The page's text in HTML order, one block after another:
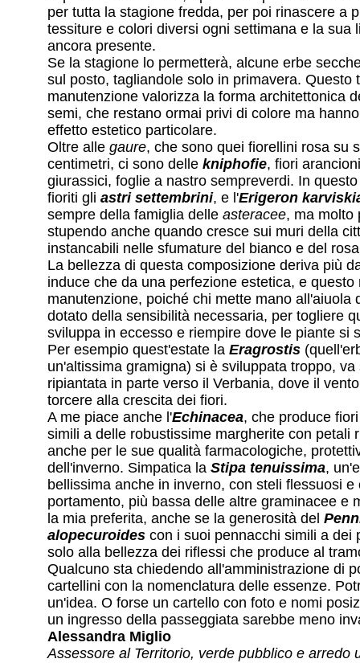
per tutta la stagione fredda, per poi rinascere a
tessiture e colori diversi ogni settimana e la sua
ancora presente.
Se la stagione lo permetterà, alcune erbe
sul posto, tagliandole solo in primavera. Questo
manutenzione valorizza la forma architettonica
semi, che restano ormai privi di colore ma
effetto estetico particolare.
Oltre alle gaure, che sono quei fiorellini rosa su
centimetri, ci sono delle kniphofie, fiori
giurassici, foglie a nastro sempreverdi. In
fioriti gli astri settembrini, e l'Erigeron
sempre della famiglia delle asteracee, ma molto
stupendo anche quando cresce sui muri della
instancabili nelle sfumature del bianco e del
La bellezza di questa composizione deriva più
induce che da una perfezione estetica, e questo
manutenzione, poiché chi mette mano all'aiuola
dotato della sensibilità necessaria, per togliere
sviluppa in eccesso e riempire dove le piante si
Per esempio quest'estate la Eragrostis
un'altissima gramigna) si è sviluppata troppo, va
ripiantata in parte verso il Verbania, dove il
torcere alla crescita dei fiori.
A me piace anche l'Echinacea, che produce
simili a delle robustissime margherite con petali
anche per le sue qualità farmacologiche,
dell'inverno. Simpatica la Stipa tenuissima,
bellissima anche in inverno, con steli flessuosi e
portamento, più bassa delle altre graminacee e
la mia preferita, anche se la generosità del
alopecuroides con i suoi pennacchi simili a dei
solo alla bellezza dei riflessi che produce al
Qualcuno sta chiedendo all'amministrazione di
cartellini con la nomenclatura delle essenze.
un'idea. O forse un cartello con foto e nomi
un ingresso della passeggiata sarebbe meno
Alessandra Miglio
Assessore al Territorio, verde pubblico e arredo